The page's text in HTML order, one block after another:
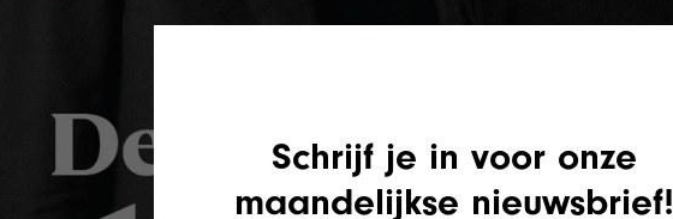
Schrijf je in voor onze
maandelijkse nieuwsbrief!